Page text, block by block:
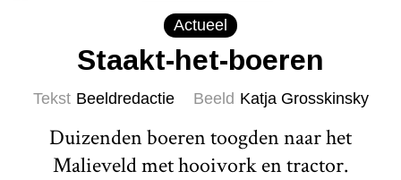
Actueel
Staakt-het-boeren
Tekst Beeldredactie Beeld Katja Grosskinsky
Duizenden boeren toogden naar het
Malieveld met hooivork en tractor.